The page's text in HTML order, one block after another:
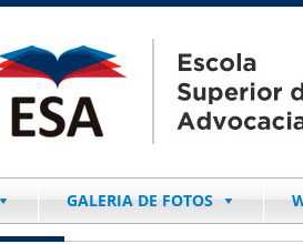
GALERIA DE FOTOS